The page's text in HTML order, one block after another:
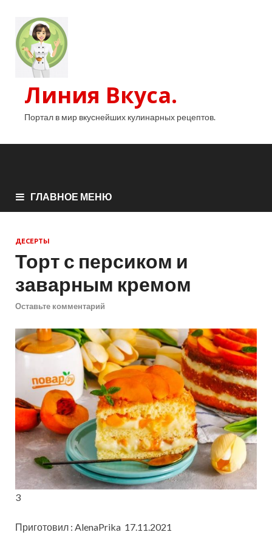
Линия Вкуса.
Портал в мир вкуснейших кулинарных рецептов.
ГЛАВНОЕ МЕНЮ
ДЕСЕРТЫ
Торт с персиком и
заварным кремом
Оставьте комментарий
3
Приготовил : AlenaPrika 17.11.2021